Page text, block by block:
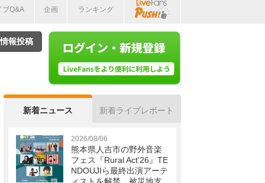
ブQ&A 企画 ランキング
報投稿
新着ニュース 新着ライブレポート
2026/08/06
熊本県人吉市の野外音楽
フェス『Rural Act'26』TE
NDOUJIら最終出演アーテ